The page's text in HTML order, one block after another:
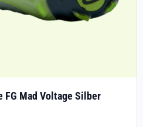
FG Mad Voltage Silber